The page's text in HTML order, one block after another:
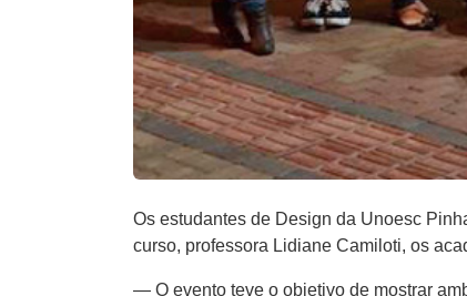
Os estudantes de Design da Unoesc
curso, professora Lidiane Camiloti, os
— O evento teve o objetivo de mostrar